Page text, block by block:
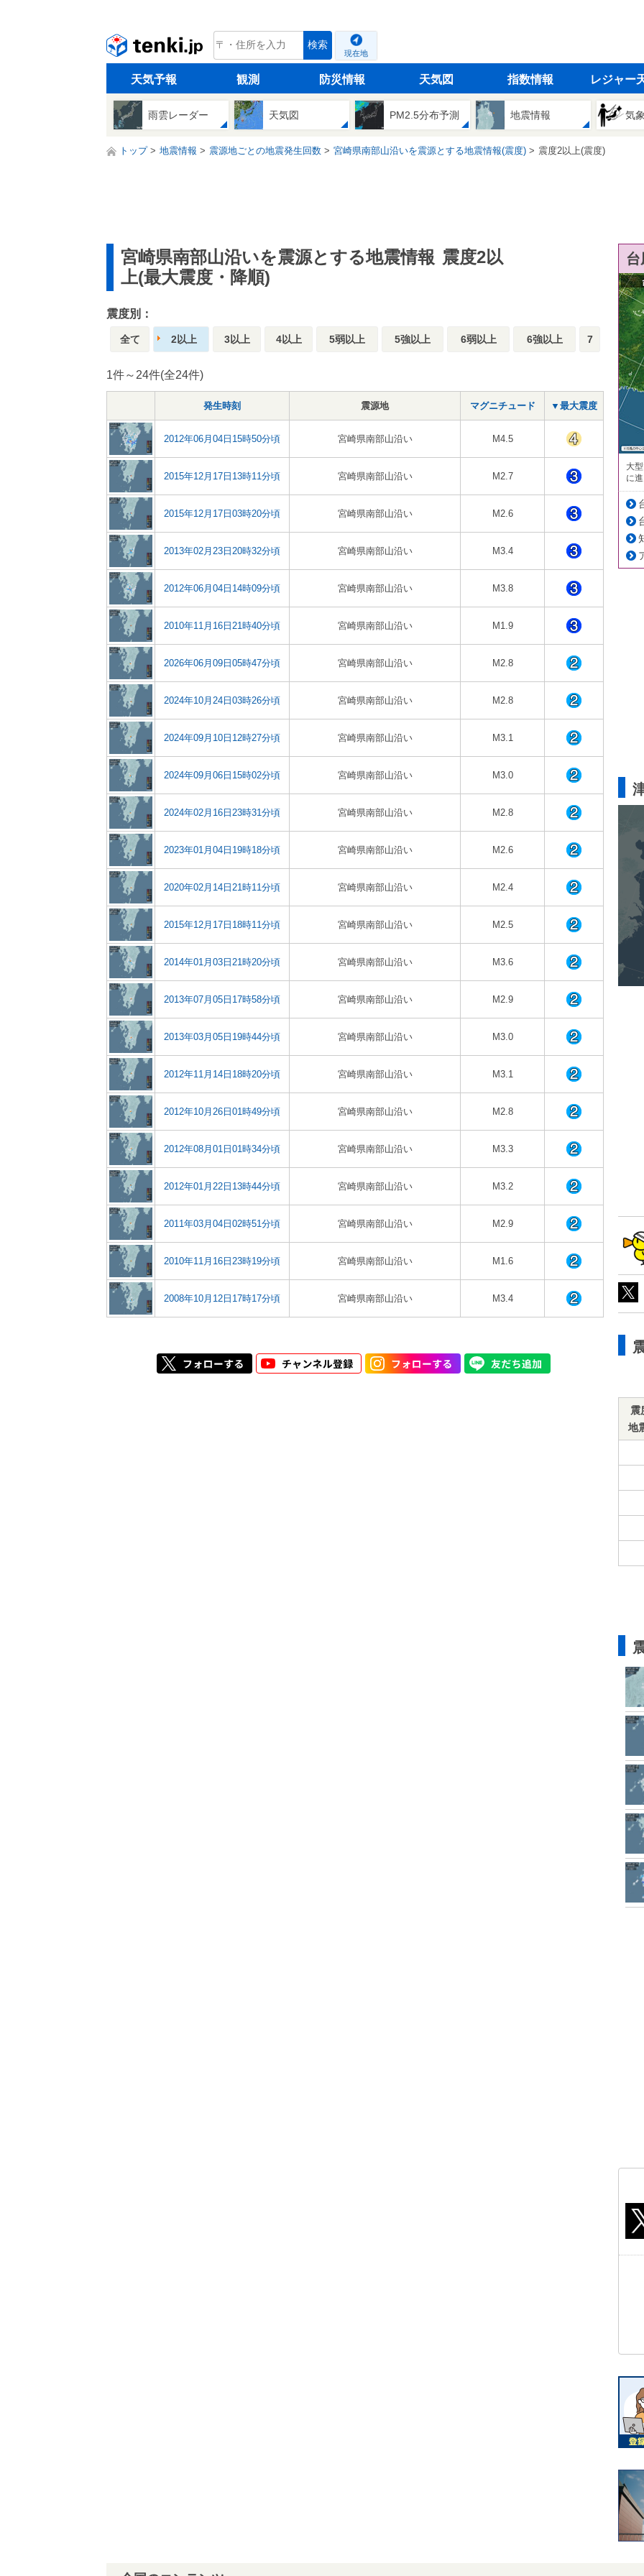
tenki.jp 検索
現在地
天気予報 観測 防災情報 天気図 指数情報 レジャー
雨雲レーダー 天気図 PM2.5分布予測 地震情報 気
トップ 地震情報 震源地ごとの地震発生回数 宮崎県南部山沿いを震源とする地震情報(震度) 震度2以上(震度)
宮崎県南部山沿いを震源とする地震情報 震度2以
上(最大震度・降順)
震度別：
全て 2以上 3以上 4以上 5弱以上 5強以上 6弱以上 6強以上 7
1件～24件(全24件)
発生時刻 震源地 マグニチュード ▼最大震度
2012年06月04日15時50分頃 宮崎県南部山沿い M4.5
2015年12月17日13時11分頃 宮崎県南部山沿い M2.7
2015年12月17日03時20分頃 宮崎県南部山沿い M2.6
2013年02月23日20時32分頃 宮崎県南部山沿い M3.4
2012年06月04日14時09分頃 宮崎県南部山沿い M3.8
2010年11月16日21時40分頃 宮崎県南部山沿い M1.9
2026年06月09日05時47分頃 宮崎県南部山沿い M2.8
2024年10月24日03時26分頃 宮崎県南部山沿い M2.8
2024年09月10日12時27分頃 宮崎県南部山沿い M3.1
2024年09月06日15時02分頃 宮崎県南部山沿い M3.0
2024年02月16日23時31分頃 宮崎県南部山沿い M2.8
2023年01月04日19時18分頃 宮崎県南部山沿い M2.6
2020年02月14日21時11分頃 宮崎県南部山沿い M2.4
2015年12月17日18時11分頃 宮崎県南部山沿い M2.5
2014年01月03日21時20分頃 宮崎県南部山沿い M3.6
2013年07月05日17時58分頃 宮崎県南部山沿い M2.9
2013年03月05日19時44分頃 宮崎県南部山沿い M3.0
2012年11月14日18時20分頃 宮崎県南部山沿い M3.1
2012年10月26日01時49分頃 宮崎県南部山沿い M2.8
2012年08月01日01時34分頃 宮崎県南部山沿い M3.3
2012年01月22日13時44分頃 宮崎県南部山沿い M3.2
2011年03月04日02時51分頃 宮崎県南部山沿い M2.9
2010年11月16日23時19分頃 宮崎県南部山沿い M1.6
2008年10月12日17時17分頃 宮崎県南部山沿い M3.4
大
に
震
地